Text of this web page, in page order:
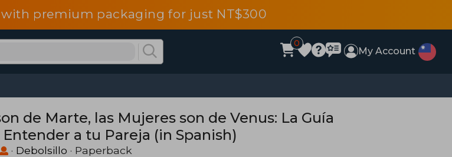
premium packaging for just NT$300
0
My Account
de Marte, las Mujeres son de Venus: La Guía
a tu Pareja (in Spanish)
· Debolsillo · Paperback